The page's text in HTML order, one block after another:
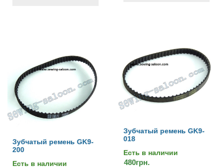
Зубчатый ремень GK9-
200
Есть в наличии
Зубчатый ремень GK9-
018
Есть в наличии
480грн.